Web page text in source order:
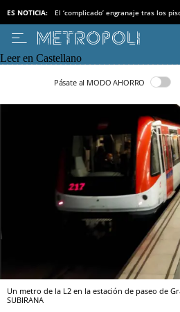
ES NOTICIA: El ‘complicado’ engranaje tras los
Leer en Castellano
Pásate al MODO AHORRO
Un metro de la L2 en la estación de paseo de
SUBIRANA